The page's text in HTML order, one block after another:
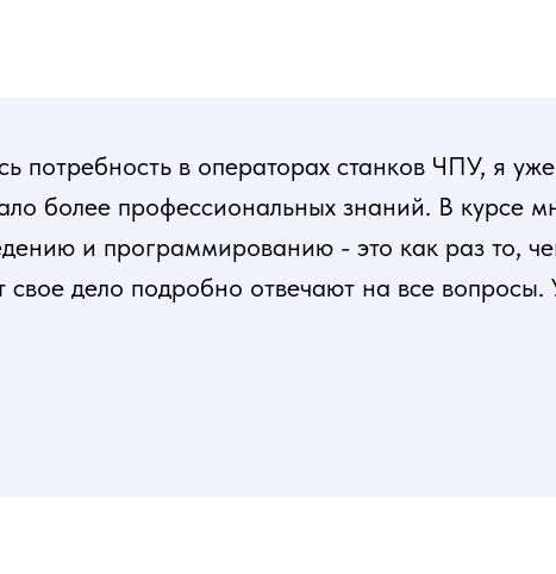
потребность в операторах станков ЧПУ, я
более профессиональных знаний. В курсе
и программированию - это как раз то,
свое дело подробно отвечают на все вопросы.
это очень облегчает процесс усвоения